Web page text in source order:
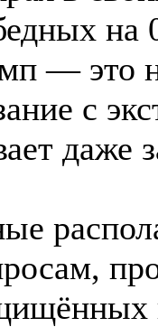
на
— это
с
даже